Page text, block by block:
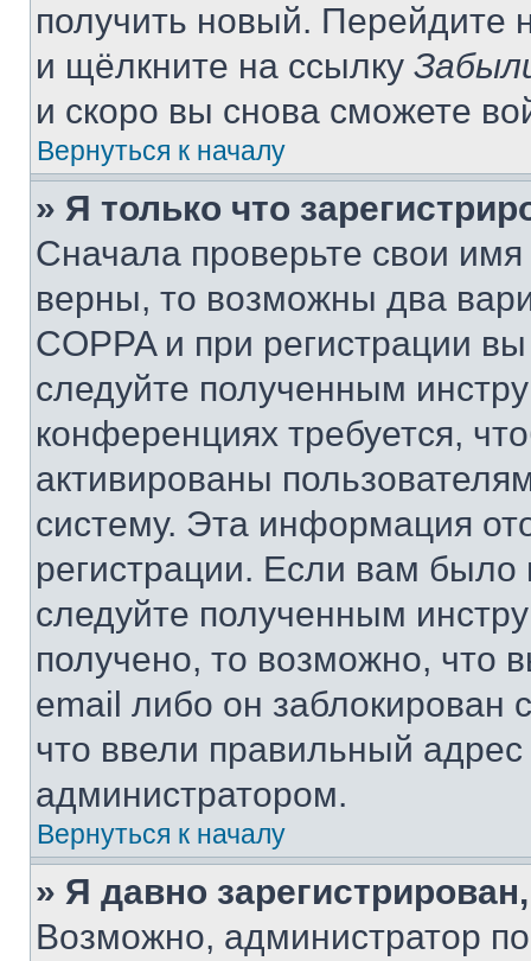
получить новый. Перейдите
и щёлкните на ссылку
и скоро вы снова сможете
Вернуться к началу
» Я только что
Сначала проверьте свои
верны, то возможны два
COPPA и при регистрации
следуйте полученным
конференциях требуется,
активированы
систему. Эта информация
регистрации. Если вам
следуйте полученным
получено, то возможно, что
email либо он
что ввели правильный адрес
администратором.
Вернуться к началу
» Я давно
Возможно, администратор